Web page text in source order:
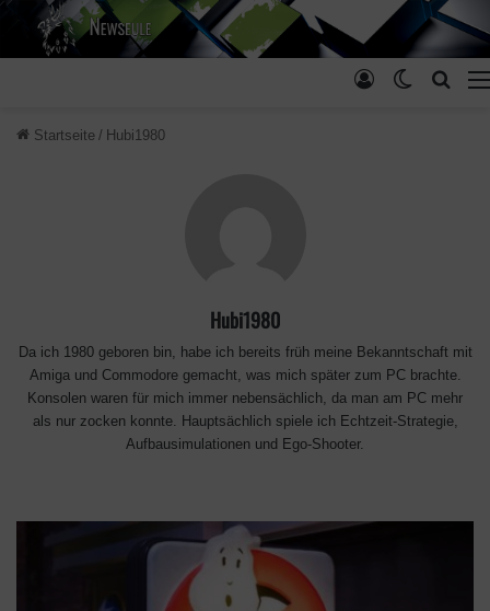
Skin
Anmelden
Startseite / Hubi1980
Hubi1980
Da ich 1980 geboren bin, habe ich bereits früh meine Bekanntschaft mit
Amiga und Commodore gemacht, was mich später zum PC brachte.
Konsolen waren für mich immer nebensächlich, da man am PC mehr
als nur zocken konnte. Hauptsächlich spiele ich Echtzeit-Strategie,
Aufbausimulationen und Ego-Shooter.